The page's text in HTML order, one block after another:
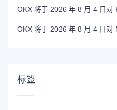
OKX 将于 2026 年 8 月 4 日对
OKX 将于 2026 年 8 月 4 日对
标签